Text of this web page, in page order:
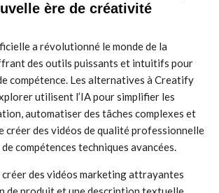
ère de créativité
a révolutionné le monde de la
des outils puissants et intuitifs pour
compétence. Les alternatives à Creatify
utilisent l’IA pour simplifier les
automatiser des tâches complexes et
créer des vidéos de qualité professionnelle
compétences techniques avancées.
des vidéos marketing attrayantes